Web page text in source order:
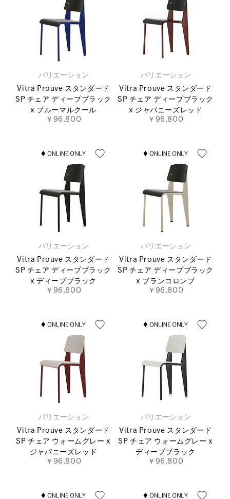
バリエーション
Vitra Prouve スタンダード
SP チェア ディープブラック
x ブルーマルクール
￥96,800
バリエーション
Vitra Prouve スタンダード
SP チェア ディープブラック
x ジャパニーズレッド
￥96,800
バリエーション
Vitra Prouve スタンダード
SP チェア ディープブラック
x ディープブラック
￥96,800
バリエーション
Vitra Prouve スタンダード
SP チェア ディープブラック
x ブランコロンブ
￥96,800
バリエーション
Vitra Prouve スタンダード
SP チェア ウォームグレー x
ジャパニーズレッド
￥96,800
バリエーション
Vitra Prouve スタンダード
SP チェア ウォームグレー x
ディープブラック
￥96,800